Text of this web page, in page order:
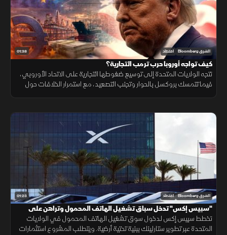
01:38 الشرق Bloomberg اقتصاد
كيف تواجه أوروبا حرب ترمب التجارية؟
تتجه الولايات المتحدة إلى توسيع ضغوطها التجارية على الاتحاد الأوروبي،
فيما تتمسك بروكسل بالحوار وتجنب التصعيد، مع استمرار الخلافات حول
01:23 الشرق Bloomberg اقتصاد
"سبيس إكس" تدخل سباق تشغيل الهاتف المحمول وتراهن على
"ستارلينك"
تخطط سبيس إكس لدخول سوق تشغيل الهاتف المحمول في الولايات
المتحدة عبر تطوير ستارلينك ببنية تحتية أرضية. ويتطلب المشروع استثمارات